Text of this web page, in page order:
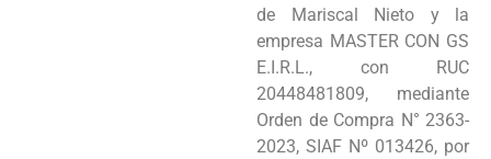
de Mariscal Nieto y la
empresa MASTER CON GS
E.I.R.L., con RUC
20448481809, mediante
Orden de Compra N° 2363-
2023, SIAF Nº 013426, por